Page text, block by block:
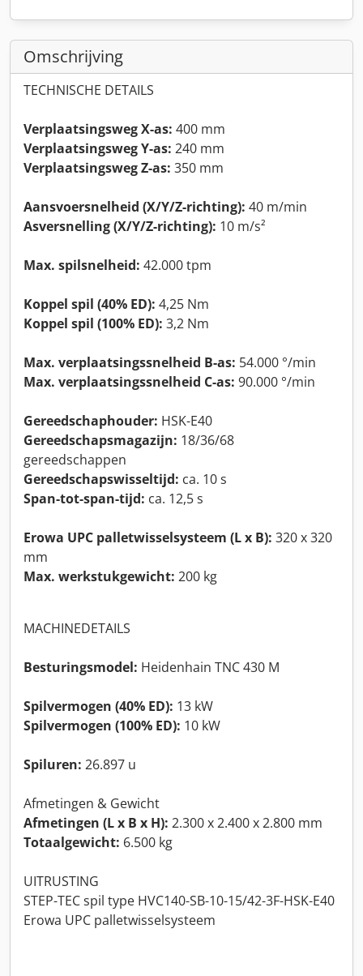
Omschrijving
TECHNISCHE DETAILS
Verplaatsingsweg X-as: 400 mm
Verplaatsingsweg Y-as: 240 mm
Verplaatsingsweg Z-as: 350 mm
Aansvoersnelheid (X/Y/Z-richting): 40 m/min
Asversnelling (X/Y/Z-richting): 10 m/s²
Max. spilsnelheid: 42.000 tpm
Koppel spil (40% ED): 4,25 Nm
Koppel spil (100% ED): 3,2 Nm
Max. verplaatsingssnelheid B-as: 54.000 °/min
Max. verplaatsingssnelheid C-as: 90.000 °/min
Gereedschaphouder: HSK-E40
Gereedschapsmagazijn: 18/36/68
gereedschappen
Gereedschapswisseltijd: ca. 10 s
Span-tot-span-tijd: ca. 12,5 s
Erowa UPC palletwisselsysteem (L x B): 320 x 320
mm
Max. werkstukgewicht: 200 kg
MACHINEDETAILS
Besturingsmodel: Heidenhain TNC 430 M
Spilvermogen (40% ED): 13 kW
Spilvermogen (100% ED): 10 kW
Spiluren: 26.897 u
Afmetingen & Gewicht
Afmetingen (L x B x H): 2.300 x 2.400 x 2.800 mm
Totaalgewicht: 6.500 kg
UITRUSTING
STEP-TEC spil type HVC140-SB-10-15/42-3F-HSK-E40
Erowa UPC palletwisselsysteem